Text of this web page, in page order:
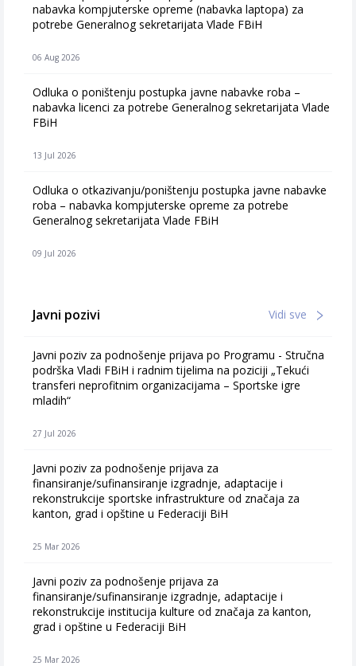
nabavka kompjuterske opreme (nabavka laptopa) za
potrebe Generalnog sekretarijata Vlade FBiH
06 Aug 2026
Odluka o poništenju postupka javne nabavke roba –
nabavka licenci za potrebe Generalnog sekretarijata Vlade
FBiH
13 Jul 2026
Odluka o otkazivanju/poništenju postupka javne nabavke
roba – nabavka kompjuterske opreme za potrebe
Generalnog sekretarijata Vlade FBiH
09 Jul 2026
Javni pozivi Vidi sve
Javni poziv za podnošenje prijava po Programu - Stručna
podrška Vladi FBiH i radnim tijelima na poziciji „Tekući
transferi neprofitnim organizacijama – Sportske igre
mladih“
27 Jul 2026
Javni poziv za podnošenje prijava za
finansiranje/sufinansiranje izgradnje, adaptacije i
rekonstrukcije sportske infrastrukture od značaja za
kanton, grad i opštine u Federaciji BiH
25 Mar 2026
Javni poziv za podnošenje prijava za
finansiranje/sufinansiranje izgradnje, adaptacije i
rekonstrukcije institucija kulture od značaja za kanton,
grad i opštine u Federaciji BiH
25 Mar 2026